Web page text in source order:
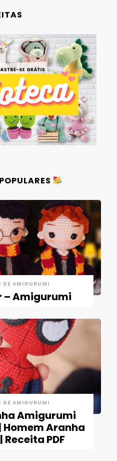
DE AMIGURUMI
– Amigurumi
DE AMIGURUMI
Amigurumi
Homem Aranha
PDF